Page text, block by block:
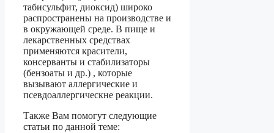
табисульфит, диоксид) широко
распространены на производстве и
в окружающей среде. В пище и
лекарственных средствах
применяются красители,
консерванты и стабилизаторы
(бензоаты и др.) , которые
вызывают аллергические и
псевдоаллергическне реакции.
Также Вам помогут следующие
статьи по данной теме: